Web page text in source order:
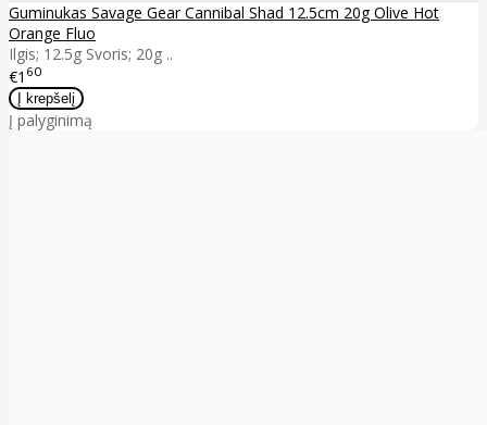
Guminukas Savage Gear Cannibal Shad 12.5cm 20g Olive Hot
Orange Fluo
Ilgis; 12.5g Svoris; 20g ..
€1 60
Į palyginimą